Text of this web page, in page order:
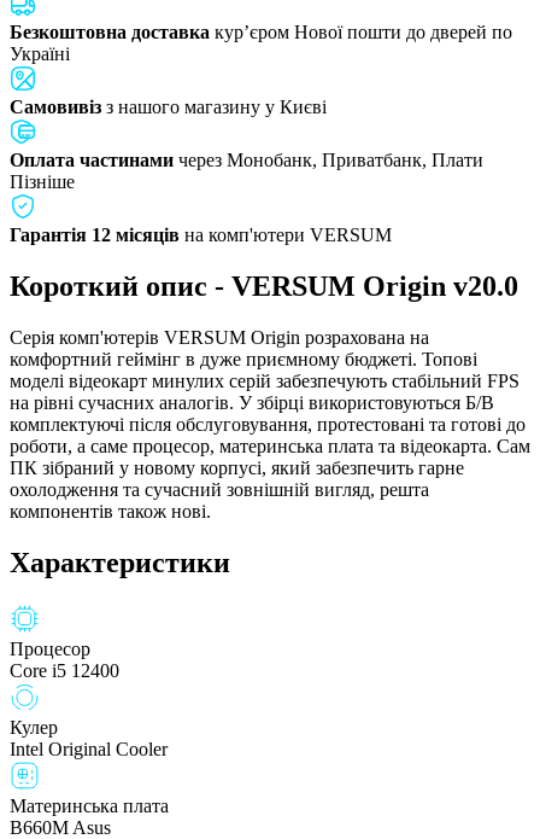
Безкоштовна доставка кур’єром Нової пошти до дверей по
Україні
Самовивіз з нашого магазину у Києві
Оплата частинами через Монобанк, Приватбанк, Плати
Пізніше
Гарантія 12 місяців на комп'ютери VERSUM
Короткий опис - VERSUM Origin v20.0
Серія комп'ютерів VERSUM Origin розрахована на
комфортний геймінг в дуже приємному бюджеті. Топові
моделі відеокарт минулих серій забезпечують стабільний FPS
на рівні сучасних аналогів. У збірці використовуються Б/В
комплектуючі після обслуговування, протестовані та готові до
роботи, а саме процесор, материнська плата та відеокарта. Сам
ПК зібраний у новому корпусі, який забезпечить гарне
охолодження та сучасний зовнішній вигляд, решта
компонентів також нові.
Характеристики
Процесор
Core i5 12400
Кулер
Intel Original Cooler
Материнська плата
B660M Asus